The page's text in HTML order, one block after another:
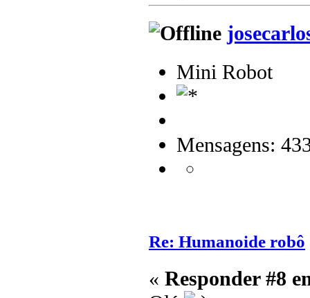
Mini Robot
Mensagens:
Re: Humanoide robô
« Responder #8